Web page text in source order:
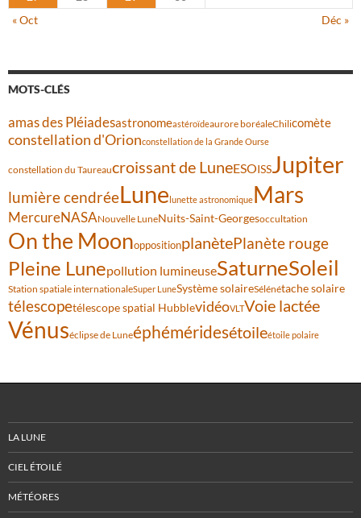
« Oct
Déc »
MOTS-CLÉS
amas des Pléiadesastronomeastéroïdeaurore boréaleChilicomète
constellation d'Orionconstellation de la Grande Ourse
constellation du Taureaucroissant de LuneESOISSJupiter
lumière cendréeLunelunette astronomiqueMars
MercureNASANouvelle LuneNuits-Saint-Georgesoccultation
On the MoonoppositionplanètePlanète rouge
Pleine Lunepollution lumineuseSaturneSoleil
Station spatiale internationaleSuper LuneSystème solaireSélénétache solaire
télescopetélescope spatial HubblevidéoVLTVoie lactée
Vénuséclipse de Luneéphéméridesétoileétoile polaire
LA LUNE
CIEL ÉTOILÉ
MÉTÉORES